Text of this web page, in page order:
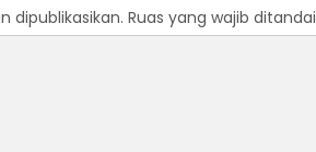
dipublikasikan. Ruas yang wajib ditandai